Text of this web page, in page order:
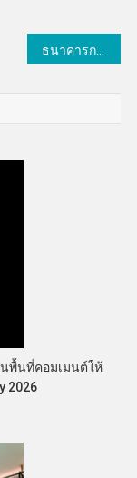
พื้นที่คอมเมนต์ให้
2026